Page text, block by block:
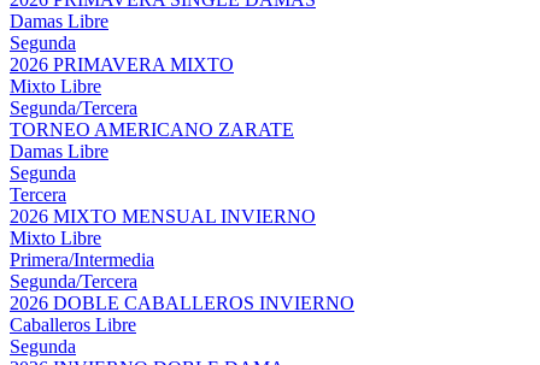
Damas Libre
Segunda
2026 PRIMAVERA MIXTO
Mixto Libre
Segunda/Tercera
TORNEO AMERICANO ZARATE
Damas Libre
Segunda
Tercera
2026 MIXTO MENSUAL INVIERNO
Mixto Libre
Primera/Intermedia
Segunda/Tercera
2026 DOBLE CABALLEROS INVIERNO
Caballeros Libre
Segunda